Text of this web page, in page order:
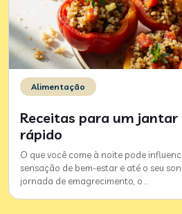
Alimentação
Receitas para um
rápido
O que você come à noite pode
sensação de bem-estar e até o seu
jornada de emagrecimento, o